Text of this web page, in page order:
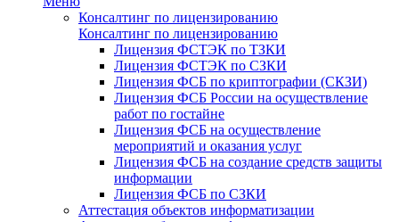
Консалтинг по лицензированию
Консалтинг по лицензированию
Лицензия ФСТЭК по ТЗКИ
Лицензия ФСТЭК по СЗКИ
Лицензия ФСБ по криптографии (СКЗИ)
Лицензия ФСБ России на осуществление
работ по гостайне
Лицензия ФСБ на осуществление
мероприятий и оказания услуг
Лицензия ФСБ на создание средств защиты
информации
Лицензия ФСБ по СЗКИ
Аттестация объектов информатизации